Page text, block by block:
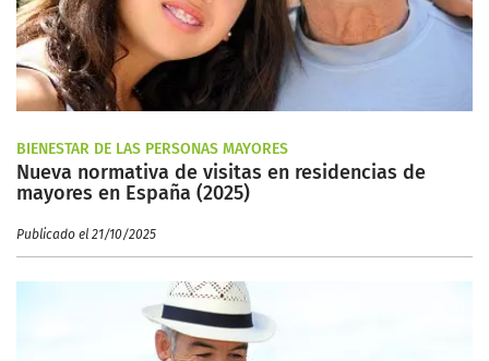
BIENESTAR DE LAS PERSONAS MAYORES
Nueva normativa de visitas en residencias de
mayores en España (2025)
Publicado el 21/10/2025